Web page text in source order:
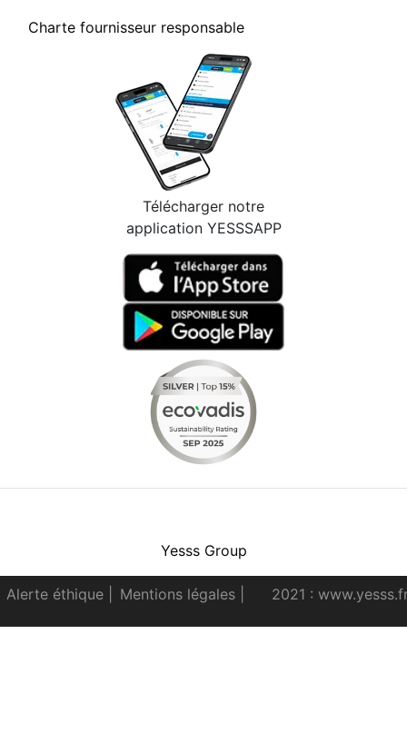
Charte fournisseur responsable
Télécharger notre
application YESSSAPP
Yesss Group
Alerte éthique Mentions légales 2021 :